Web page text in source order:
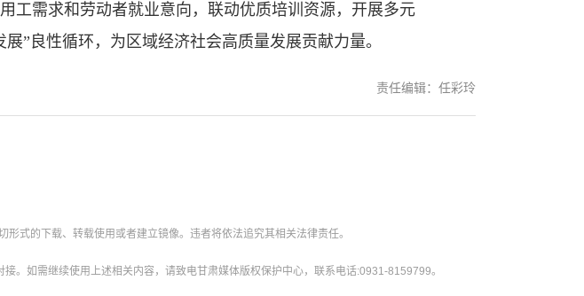
需求和劳动者就业意向，联动优质培训资源，开展多元
”良性循环，为区域经济社会高质量发展贡献力量。
责任编辑：任彩玲
式的下载、转载使用或者建立镜像。违者将依法追究其相关法律责任。
。如需继续使用上述相关内容，请致电甘肃媒体版权保护中心，联系电话:0931-8159799。